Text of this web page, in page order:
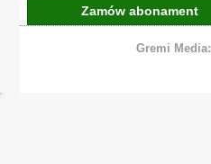
Zamów abonament
Gremi Media: